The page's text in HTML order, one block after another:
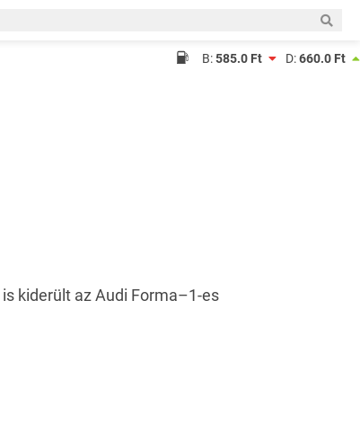
B:585.0 Ft D:660.0 Ft
kiderült az Audi Forma–1-es